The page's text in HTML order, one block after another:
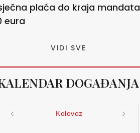
plaća do kraja mandata
eura
VIDI SVE
DOGAĐANJA
Kolovoz